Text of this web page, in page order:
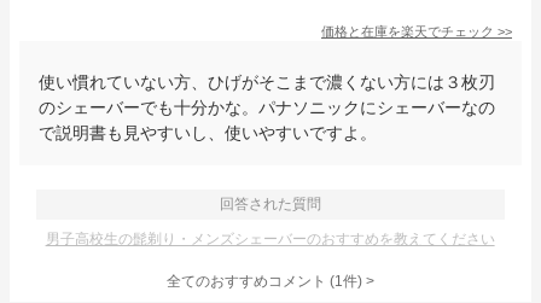
価格と在庫を楽天でチェック >>
使い慣れていない方、ひげがそこまで濃くない方には３枚刃
のシェーバーでも十分かな。パナソニックにシェーバーなの
で説明書も見やすいし、使いやすいですよ。
回答された質問
男子高校生の髭剃り・メンズシェーバーのおすすめを教えてください
全てのおすすめコメント (1件) >